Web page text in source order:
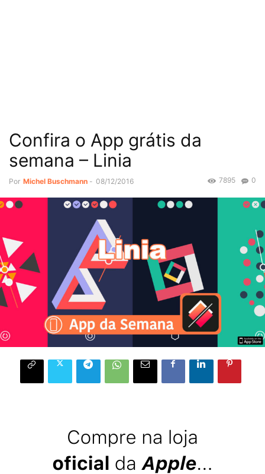
Confira o App grátis da
semana – Linia
Por Michel Buschmann - 08/12/2016 0
7895